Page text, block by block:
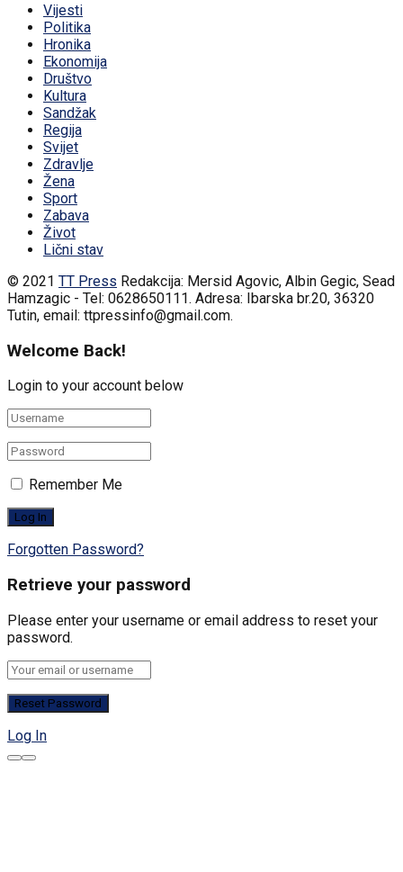
Vijesti
Politika
Hronika
Ekonomija
Društvo
Kultura
Sandžak
Regija
Svijet
Zdravlje
Žena
Sport
Zabava
Život
Lični stav
© 2021 TT Press Redakcija: Mersid Agovic, Albin Gegic, Sead
Hamzagic - Tel: 0628650111. Adresa: Ibarska br.20, 36320
Tutin, email: ttpressinfo@gmail.com.
Welcome Back!
Login to your account below
Remember Me
Forgotten Password?
Retrieve your password
Please enter your username or email address to reset your
password.
Log In